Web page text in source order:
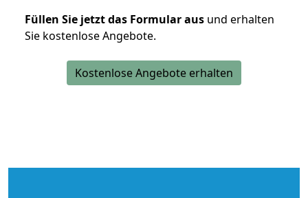
Füllen Sie jetzt das Formular aus und erhalten
Sie kostenlose Angebote.
Kostenlose Angebote erhalten